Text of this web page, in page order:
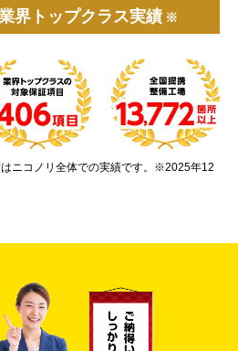
界トップクラス実績 ※
ニコノリ全体での実績です。※2025年12